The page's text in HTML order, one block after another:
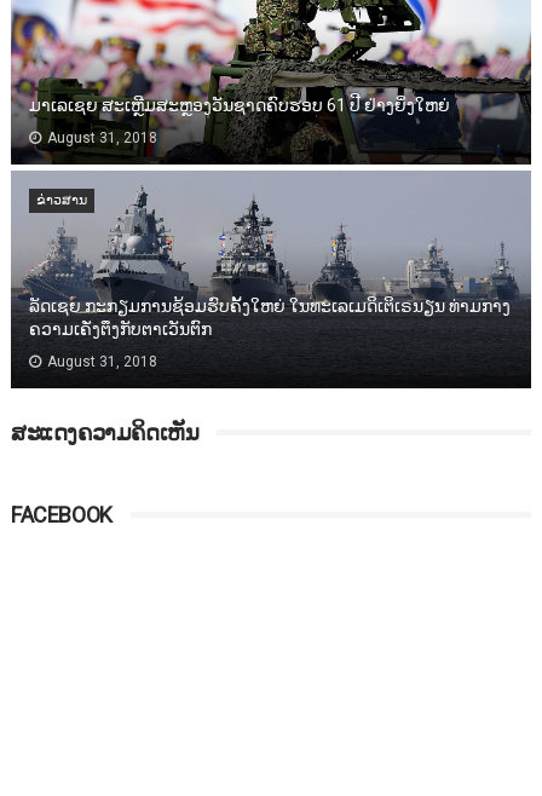
ມາເລເຊຍ ສະເຫຼີມສະຫຼອງວັນຊາດຄົບຮອບ 61 ປີ ຢ່າງຍິ່ງໃຫຍ່
August 31, 2018
ຂ່າວສານ
ລັດເຊຍ ກະກຽມການຊ້ອມຮົບຄັ້ງໃຫຍ່ ໃນທະເລເມດິເຕິເຣນຽນ ທ່າມກາງ
ຄວາມເຄັ່ງຕຶງກັບຕາເວັນຕົກ
August 31, 2018
ສະແດງຄວາມຄິດເຫັນ
FACEBOOK